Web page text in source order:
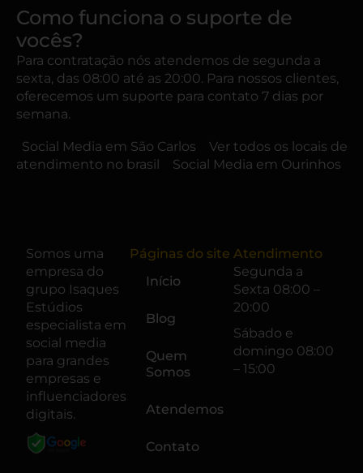
Como funciona o suporte de
vocês?
Para contratação nós atendemos de segunda a
sexta, das 08:00 até as 20:00. Para nossos clientes,
oferecemos um suporte para contato 7 dias por
semana.
Social Media em São Carlos
Ver todos os locais de
atendimento no brasil
Social Media em Ourinhos
Somos uma
empresa do
grupo Isaques
Estúdios
especialista em
social media
para grandes
empresas e
influenciadores
digitais.
Páginas do site
Início
Blog
Quem
Somos
Atendemos
Contato
Atendimento
Segunda a
Sexta 08:00 –
20:00
Sábado e
domingo 08:00
– 15:00